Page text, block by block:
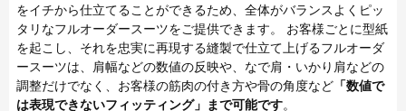
をイチから仕立てることができるため、全体がバランスよくピッ
タリなフルオーダースーツをご提供できます。 お客様ごとに型紙
を起こし、それを忠実に再現する縫製で仕立て上げるフルオーダ
ースーツは、肩幅などの数値の反映や、なで肩・いかり肩などの
調整だけでなく、お客様の筋肉の付き方や骨の角度など 「数値で
は表現できないフィッティング」まで可能です。